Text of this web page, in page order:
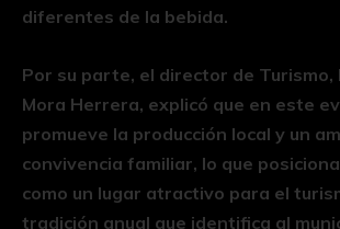
diferentes de la bebida.
Por su parte, el director de Turismo,
Mora Herrera, explicó que en este
promueve la producción local y un
convivencia familiar, lo que
como un lugar atractivo para el
tradición anual que identifica al